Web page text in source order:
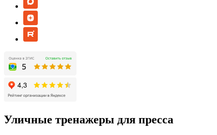
Уличные тренажеры для пресса